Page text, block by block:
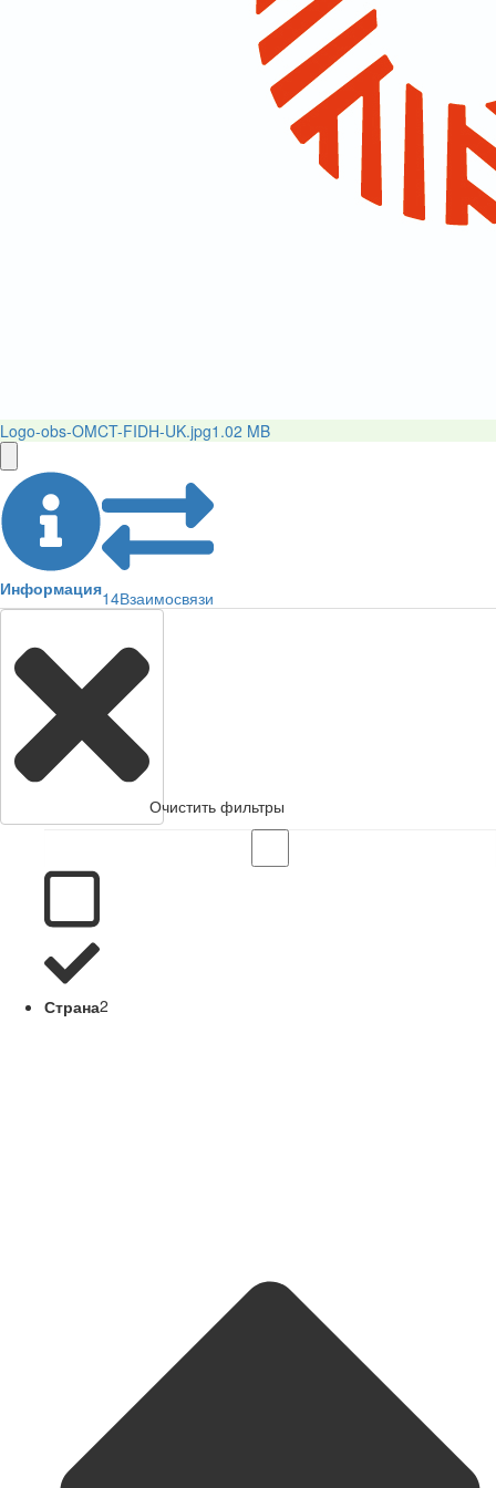
Logo-obs-OMCT-FIDH-UK.jpg1.02 MB
Информация14Взаимосвязи
Очистить фильтры
Страна2